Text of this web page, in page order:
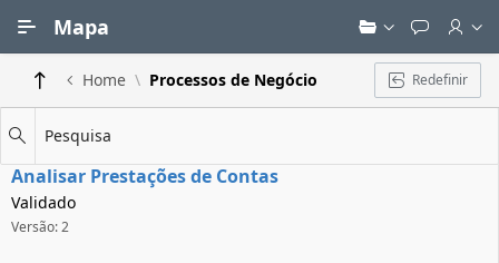
Mapa
Home Processos de Negócio Redefinir
Pesquisa
Analisar Prestações de Contas
Validado
Versão: 2